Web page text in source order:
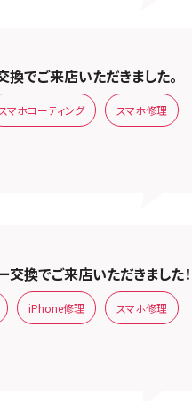
でご来店いただきました。
スマホコーティング スマホ修理
換でご来店いただきました！
iPhone修理 スマホ修理